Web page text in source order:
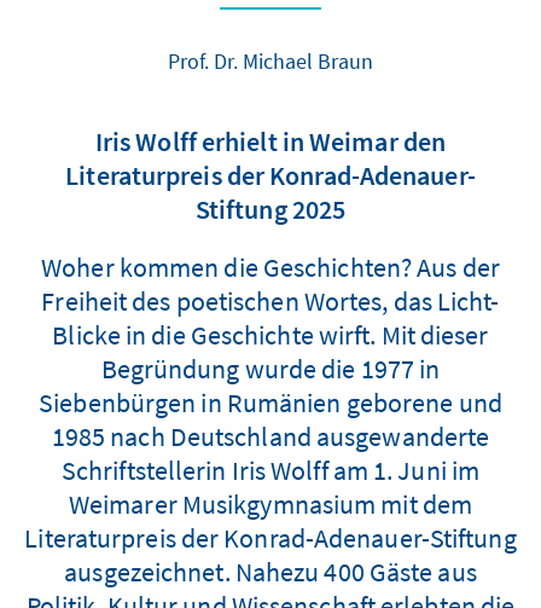
Prof. Dr. Michael Braun
Iris Wolff erhielt in Weimar den
Literaturpreis der Konrad-Adenauer-
Stiftung 2025
Woher kommen die Geschichten? Aus der
Freiheit des poetischen Wortes, das Licht-
Blicke in die Geschichte wirft. Mit dieser
Begründung wurde die 1977 in
Siebenbürgen in Rumänien geborene und
1985 nach Deutschland ausgewanderte
Schriftstellerin Iris Wolff am 1. Juni im
Weimarer Musikgymnasium mit dem
Literaturpreis der Konrad-Adenauer-Stiftung
ausgezeichnet. Nahezu 400 Gäste aus